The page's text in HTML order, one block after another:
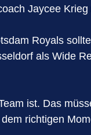
Jaycee
Royals
als Wide
ist. Das
richtigen